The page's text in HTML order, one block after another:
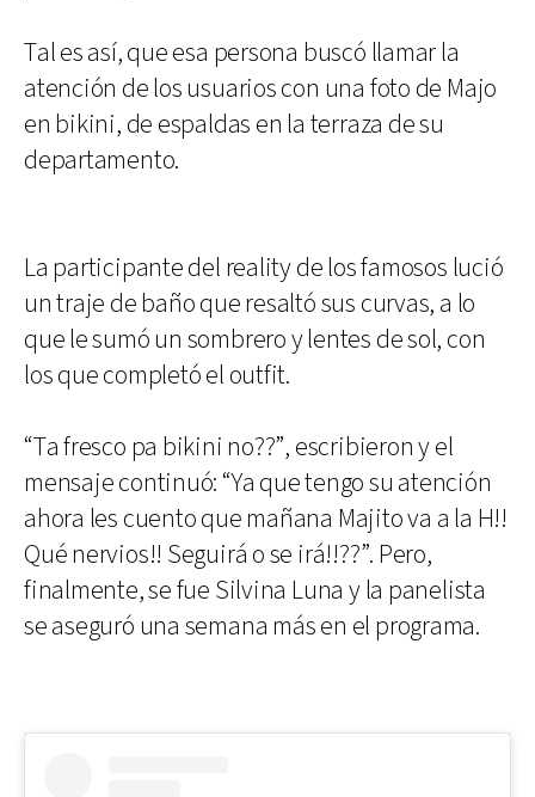
Tal es así, que esa persona buscó llamar la
atención de los usuarios con una foto de Majo
en bikini, de espaldas en la terraza de su
departamento.
La participante del reality de los famosos lució
un traje de baño que resaltó sus curvas, a lo
que le sumó un sombrero y lentes de sol, con
los que completó el outfit.
“Ta fresco pa bikini no??”, escribieron y el
mensaje continuó: “Ya que tengo su atención
ahora les cuento que mañana Majito va a la H!!
Qué nervios!! Seguirá o se irá!!??”. Pero,
finalmente, se fue Silvina Luna y la panelista
se aseguró una semana más en el programa.